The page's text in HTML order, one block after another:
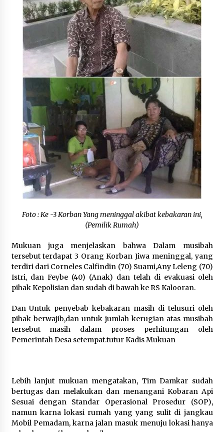
Foto : Ke -3 Korban Yang meninggal akibat kebakaran ini,
(Pemilik Rumah)
Mukuan juga menjelaskan bahwa Dalam musibah
tersebut terdapat 3 Orang Korban Jiwa meninggal, yang
terdiri dari Corneles Calfindin (70) Suami,Any Leleng (70)
Istri, dan Feybe (40) (Anak) dan telah di evakuasi oleh
pihak Kepolisian dan sudah di bawah ke RS Kalooran.
Dan Untuk penyebab kebakaran masih di telusuri oleh
pihak berwajib,dan untuk jumlah kerugian atas musibah
tersebut masih dalam proses perhitungan oleh
Pemerintah Desa setempat.tutur Kadis Mukuan
Lebih lanjut mukuan mengatakan, Tim Damkar sudah
bertugas dan melakukan dan menangani Kobaran Api
Sesuai dengan Standar Operasional Prosedur (SOP),
namun karna lokasi rumah yang yang sulit di jangkau
Mobil Pemadam, karna jalan masuk menuju lokasi hanya